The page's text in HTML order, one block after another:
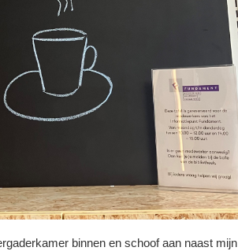
binnen en schoof aan naast mijn